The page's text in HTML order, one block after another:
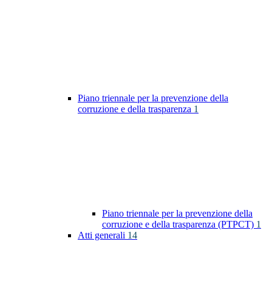
Piano triennale per la prevenzione della
corruzione e della trasparenza 1
Piano triennale per la prevenzione della
corruzione e della trasparenza (PTPCT) 1
Atti generali 14